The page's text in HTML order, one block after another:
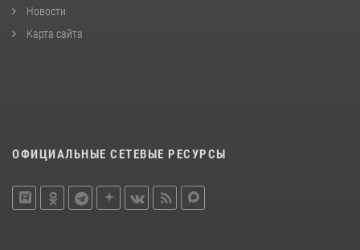
Новости
Карта сайта
ОФИЦИАЛЬНЫЕ СЕТЕВЫЕ РЕСУРСЫ